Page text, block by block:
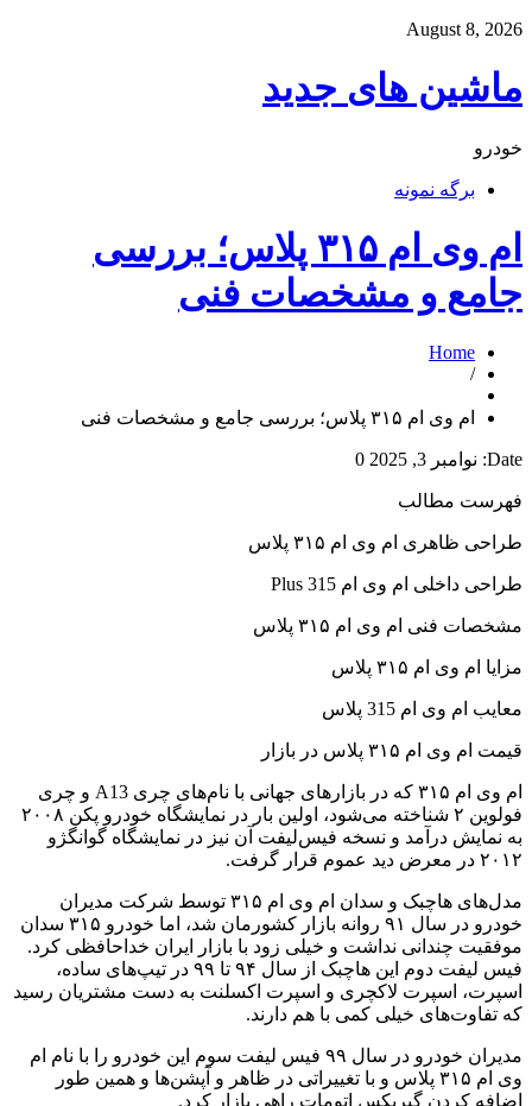
August 8, 2026
ماشین های جدید
خودرو
برگه نمونه
ام وی ام ۳۱۵ پلاس؛ بررسی
جامع و مشخصات فنی
Home
/
ام وی ام ۳۱۵ پلاس؛ بررسی جامع و مشخصات فنی
Date: نوامبر 3, 2025 0
فهرست مطالب
طراحی ظاهری ام وی ام ۳۱۵ پلاس
طراحی داخلی ام وی ام 315 Plus
مشخصات فنی ام وی ام ۳۱۵ پلاس
مزایا ام وی ام ۳۱۵ پلاس
معایب ام وی ام 315 پلاس
قیمت ام وی ام ۳۱۵ پلاس در بازار
ام وی ام ۳۱۵ که در بازارهای جهانی با نام‌های چری A13 و چری
فولوین ۲ شناخته می‌شود، اولین بار در نمایشگاه خودرو پکن ۲۰۰۸
به نمایش درآمد و نسخه فیس‌لیفت آن نیز در نمایشگاه گوانگژو
۲۰۱۲ در معرض دید عموم قرار گرفت.
مدل‌های هاچبک و سدان ام وی ام ۳۱۵ توسط شرکت مدیران
خودرو در سال ۹۱ روانه بازار کشورمان شد، اما خودرو ۳۱۵ سدان
موفقیت چندانی نداشت و خیلی زود با بازار ایران خداحافظی کرد.
فیس لیفت دوم این هاچبک از سال ۹۴ تا ۹۹ در تیپ‌های ساده،
اسپرت، اسپرت لاکچری و اسپرت اکسلنت به دست مشتریان رسید
که تفاوت‌های خیلی کمی با هم دارند.
مدیران خودرو در سال ۹۹ فیس لیفت سوم این خودرو را با نام ام
وی ام ۳۱۵ پلاس و با تغییراتی در ظاهر و آپشن‌ها و همین طور
اضافه کردن گیربکس اتومات راهی بازار کرد.